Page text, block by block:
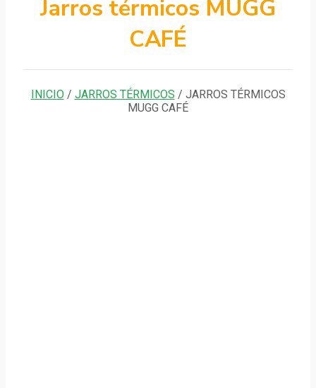
Jarros térmicos MUGG
CAFÉ
INICIO/ JARROS TÉRMICOS / JARROS TÉRMICOS
MUGG CAFÉ